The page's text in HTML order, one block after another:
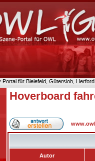
für Bielefeld, Gütersloh,
Hoverboard
Autor